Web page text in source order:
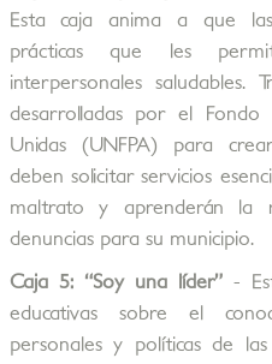
Esta caja anima a que las
prácticas que les
interpersonales saludables.
desarrolladas por el
Unidas (UNFPA) para
deben solicitar servicios
maltrato y aprenderán la
denuncias para su municipio.
Caja 5: “Soy una líder”-
educativas sobre el
personales y políticas de